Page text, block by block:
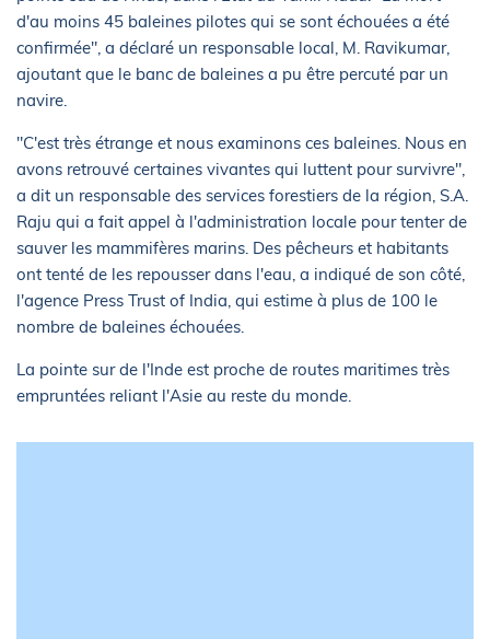
d'au moins 45 baleines pilotes qui se sont échouées a été
confirmée", a déclaré un responsable local, M. Ravikumar,
ajoutant que le banc de baleines a pu être percuté par un
navire.
"C'est très étrange et nous examinons ces baleines. Nous en
avons retrouvé certaines vivantes qui luttent pour survivre",
a dit un responsable des services forestiers de la région, S.A.
Raju qui a fait appel à l'administration locale pour tenter de
sauver les mammifères marins. Des pêcheurs et habitants
ont tenté de les repousser dans l'eau, a indiqué de son côté,
l'agence Press Trust of India, qui estime à plus de 100 le
nombre de baleines échouées.
La pointe sur de l'Inde est proche de routes maritimes très
empruntées reliant l'Asie au reste du monde.